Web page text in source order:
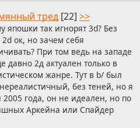
тред [22] >>
япошки так игнорят 3d? Без
2d ок, но зачем себя
При том ведь на западе
давно 2д актуален только в
жанре. Тут в b/ был
без теней, но я
года, он не идеален, но по
Аркейна или Спайдер